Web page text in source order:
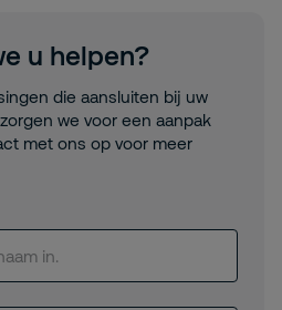
u helpen?
die aansluiten bij uw
we voor een aanpak
met ons op voor meer